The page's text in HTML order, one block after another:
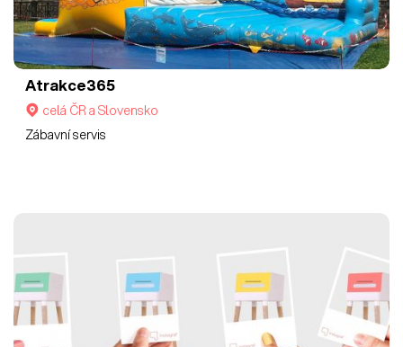
Atrakce365
celá ČR a Slovensko
Zábavní servis